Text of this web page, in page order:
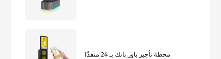
محطة تأجير باور بانك بـ 24 منفذًا